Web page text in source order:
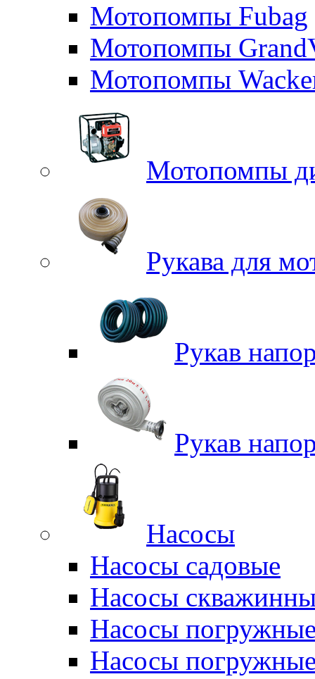
Мотопомпы Fubag
Мотопомпы
Мотопомпы
Мотопомпы
Рукава для
Рукав
Рукав
Насосы
Насосы садовые
Насосы
Насосы
Насосы